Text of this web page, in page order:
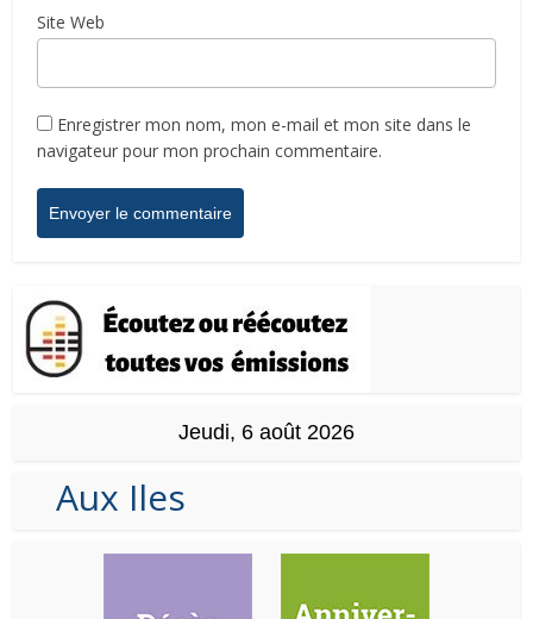
Site Web
Enregistrer mon nom, mon e-mail et mon site dans le
navigateur pour mon prochain commentaire.
Jeudi, 6 août 2026
Aux Iles